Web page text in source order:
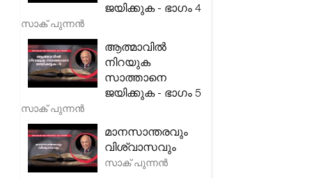
ജയിക്കുക - ഭാഗം 4
സാക് പുന്നൻ
ആത്മാവിൽ
നിറയുക
സാത്താനെ
ജയിക്കുക - ഭാഗം 5
സാക് പുന്നൻ
മാനസാന്തരവും
വിശ്വാസവും
സാക് പുന്നൻ